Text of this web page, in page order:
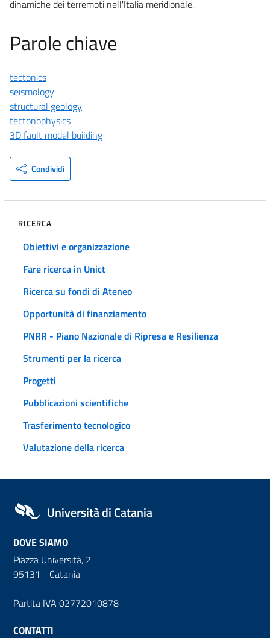
dinamiche dei terremoti nell'Italia meridionale.
Parole chiave
tectonics
seismology
structural geology
tectonophysics
3D fault model building
Condividi
RICERCA
Obiettivi e organizzazione
Fare ricerca in Unict
Ricerca su fondi di Ateneo
Opportunità di finanziamento
PNRR - Piano Nazionale di Ripresa e Resilienza
Strumenti per la ricerca
Progetti
Pubblicazioni scientifiche
Trasferimento tecnologico
Valutazione della ricerca
Università di Catania
DOVE SIAMO
Piazza Università, 2
95131 - Catania
Partita IVA 02772010878
CONTATTI